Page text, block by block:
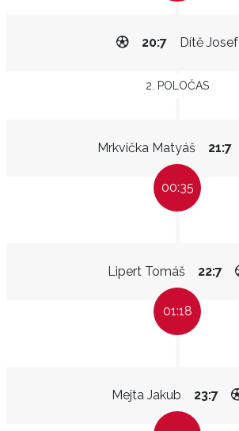
Dítě Josef
20:7
2. POLOČAS
Mrkvička Matyáš 21:7
00:35
Lipert Tomáš 22:7
01:18
Mejta Jakub 23:7